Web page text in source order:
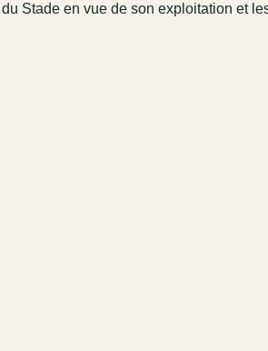
Stade en vue de son exploitation et